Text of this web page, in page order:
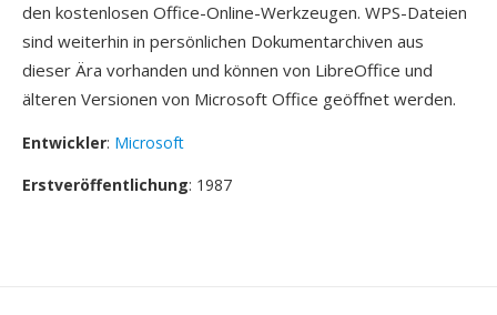
den kostenlosen Office-Online-Werkzeugen. WPS-Dateien
sind weiterhin in persönlichen Dokumentarchiven aus
dieser Ära vorhanden und können von LibreOffice und
älteren Versionen von Microsoft Office geöffnet werden.
Entwickler: Microsoft
Erstveröffentlichung: 1987